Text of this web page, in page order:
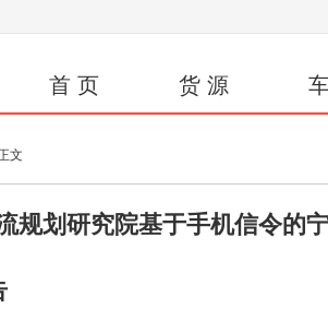
首 页 货 源
文
规划研究院基于手机信令的